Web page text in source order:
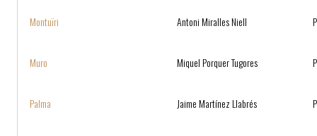
Montuïri Antoni Miralles Niell
Muro Miquel Porquer Tugores
Palma Jaime Martínez Llabrés